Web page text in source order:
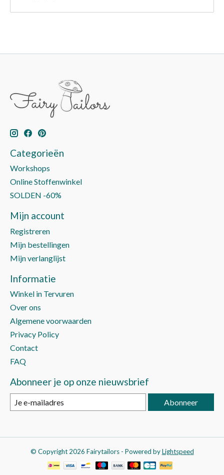
Categorieën
Workshops
Online Stoffenwinkel
SOLDEN -60%
Mijn account
Registreren
Mijn bestellingen
Mijn verlanglijst
Informatie
Winkel in Tervuren
Over ons
Algemene voorwaarden
Privacy Policy
Contact
FAQ
Abonneer je op onze nieuwsbrief
Abonneer
© Copyright 2026 Fairytailors - Powered byLightspeed